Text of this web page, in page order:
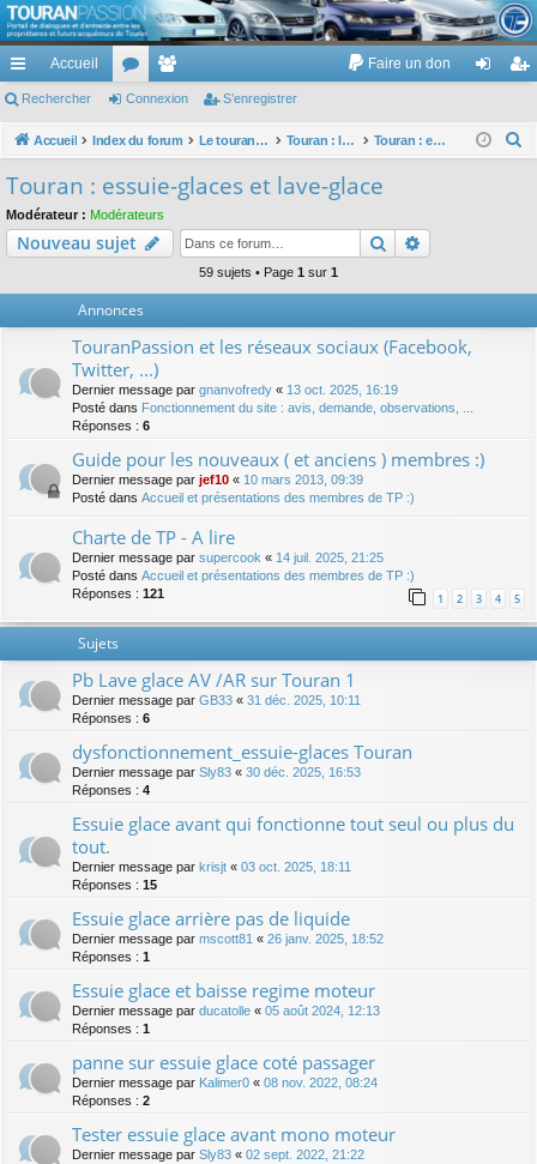
TouranPassion
Le forum des propriétaires ou futurs acquéreurs du Volkswagen Touran
cc
ès
pi
de
Accueil
or
u
e
m
Faire un don
ne nr
Rechercher Connexion S’enregistrer
Accueil Index du forum Le touran dans ses versions I (V1 V2 V3) et II ... Touran : les équipements électriques et électroniques Touran : essuie-glaces et lave-glace
c
Touran : essuie-glaces et lave-glace
Modérateur : Modérateurs
Nouveau sujet Rechercher
59 sujets • Page 1 sur 1
Annonces
TouranPassion et les réseaux sociaux (Facebook,
Twitter, ...)
Dernier message par gnanvofredy « 13 oct. 2025, 16:19
Posté dans Fonctionnement du site : avis, demande, observations, ...
Réponses : 6
Guide pour les nouveaux ( et anciens ) membres :)
Dernier message par jef10 « 10 mars 2013, 09:39
Posté dans Accueil et présentations des membres de TP :)
Charte de TP - A lire
Dernier message par supercook « 14 juil. 2025, 21:25
Posté dans Accueil et présentations des membres de TP :)
Réponses : 121 1 2 3 4 5
Sujets
Pb Lave glace AV /AR sur Touran 1
Dernier message par GB33 « 31 déc. 2025, 10:11
Réponses : 6
dysfonctionnement_essuie-glaces Touran
Dernier message par Sly83 « 30 déc. 2025, 16:53
Réponses : 4
Essuie glace avant qui fonctionne tout seul ou plus du
tout.
Dernier message par krisjt « 03 oct. 2025, 18:11
Réponses : 15
Essuie glace arrière pas de liquide
Dernier message par mscott81 « 26 janv. 2025, 18:52
Réponses : 1
Essuie glace et baisse regime moteur
Dernier message par ducatolle « 05 août 2024, 12:13
Réponses : 1
panne sur essuie glace coté passager
Dernier message par Kalimer0 « 08 nov. 2022, 08:24
Réponses : 2
Tester essuie glace avant mono moteur
Dernier message par Sly83 « 02 sept. 2022, 21:22